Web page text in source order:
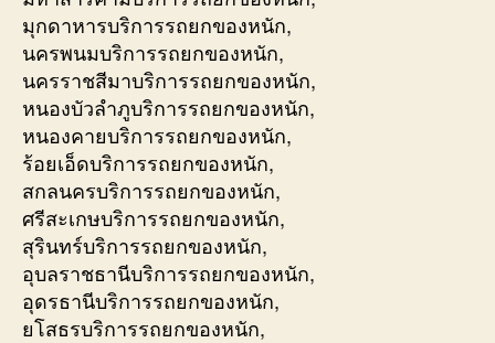
มุกดาหารบริการรถยกของหนัก,
นครพนมบริการรถยกของหนัก,
นครราชสีมาบริการรถยกของหนัก,
หนองบัวลำภูบริการรถยกของหนัก,
หนองคายบริการรถยกของหนัก,
ร้อยเอ็ดบริการรถยกของหนัก,
สกลนครบริการรถยกของหนัก,
ศรีสะเกษบริการรถยกของหนัก,
สุรินทร์บริการรถยกของหนัก,
อุบลราชธานีบริการรถยกของหนัก,
อุดรธานีบริการรถยกของหนัก,
ยโสธรบริการรถยกของหนัก,